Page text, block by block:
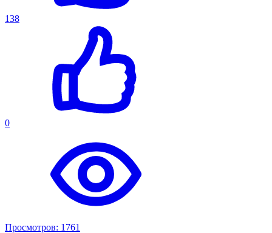
138
0
Просмотров: 1761